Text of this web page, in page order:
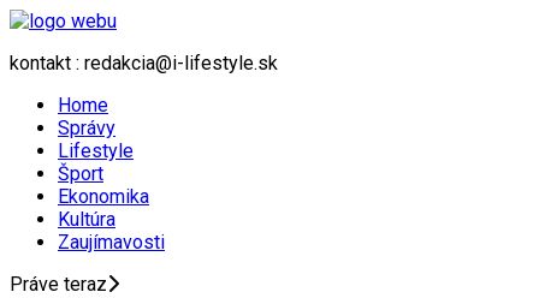
kontakt : redakcia@i-lifestyle.sk
Home
Správy
Lifestyle
Šport
Ekonomika
Kultúra
Zaujímavosti
Práve teraz